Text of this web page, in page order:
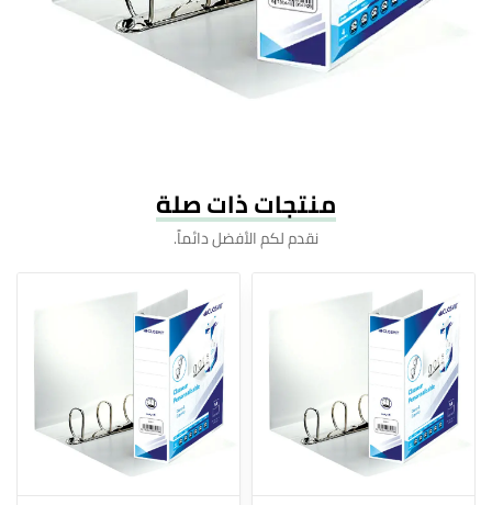
منتجات ذات صلة
نقدم لكم الأفضل دائماً.